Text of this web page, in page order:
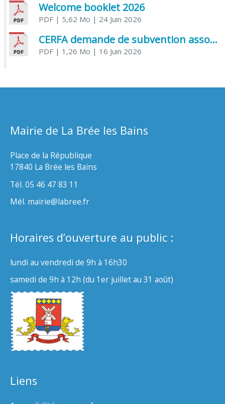
Welcome booklet 2026
PDF| 5,62 Mo | 24 Juin 2026
CERFA demande de subvention association
PDF| 1,26 Mo | 16 Juin 2026
Mairie de La Brée les Bains
Place de la République
17840 La Brée les Bains
Tél. 05 46 47 83 11
Mél. mairie@labree.fr
Horaires d’ouverture au public :
lundi au vendredi de 9h à 16h30
samedi de 9h à 12h (du 1er juillet au 31 août)
Liens